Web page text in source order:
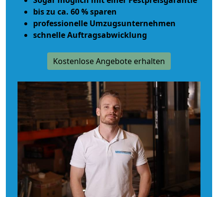
bis zu ca. 60 % sparen
professionelle Umzugsunternehmen
schnelle Auftragsabwicklung
Kostenlose Angebote erhalten